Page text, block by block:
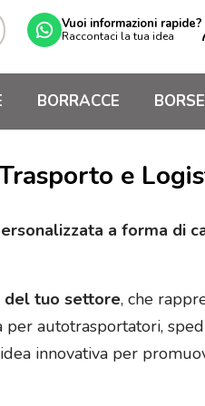
Vuoi informazioni rapide?
Raccontaci la tua idea
BORRACCE BORSE
e
a forma di
del tuo settore, che
autotrasportatori,
innovativa per